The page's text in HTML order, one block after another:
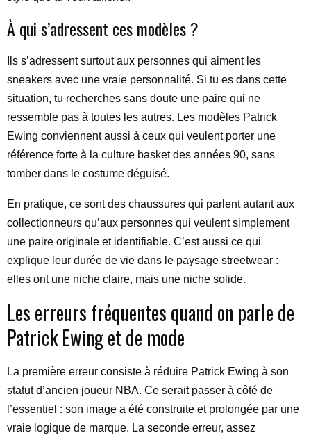
À qui s’adressent ces modèles ?
Ils s’adressent surtout aux personnes qui aiment les
sneakers avec une vraie personnalité. Si tu es dans cette
situation, tu recherches sans doute une paire qui ne
ressemble pas à toutes les autres. Les modèles Patrick
Ewing conviennent aussi à ceux qui veulent porter une
référence forte à la culture basket des années 90, sans
tomber dans le costume déguisé.
En pratique, ce sont des chaussures qui parlent autant aux
collectionneurs qu’aux personnes qui veulent simplement
une paire originale et identifiable. C’est aussi ce qui
explique leur durée de vie dans le paysage streetwear :
elles ont une niche claire, mais une niche solide.
Les erreurs fréquentes quand on parle de
Patrick Ewing et de mode
La première erreur consiste à réduire Patrick Ewing à son
statut d’ancien joueur NBA. Ce serait passer à côté de
l’essentiel : son image a été construite et prolongée par une
vraie logique de marque. La seconde erreur, assez